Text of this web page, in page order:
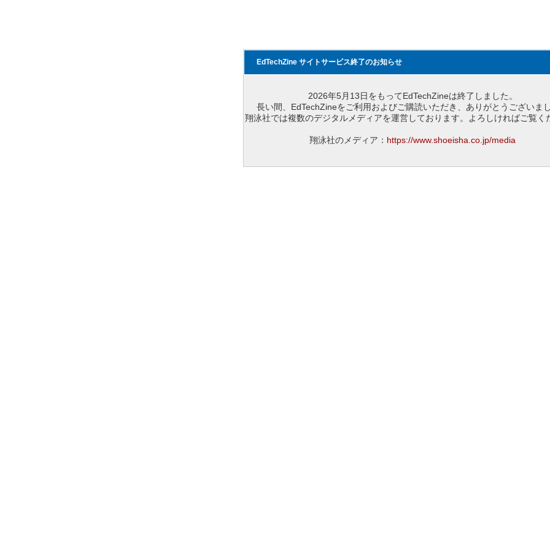
EdTechZine サイトサービス終了のお知らせ
2026年5月13日をもってEdTechZineは終了しました。
長い間、EdTechZineをご利用およびご購読いただき、ありがとうございまし
翔泳社では複数のデジタルメディアを運営しております。よろしければご覧く
翔泳社のメディア： https://www.shoeisha.co.jp/media